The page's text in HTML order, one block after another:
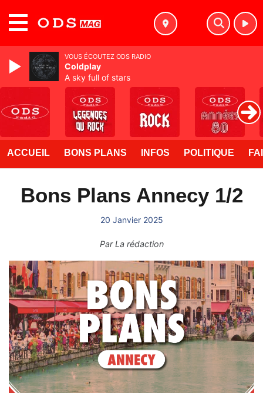
ACCUEIL BONS PLANS INFOS POLITIQUE
Bons Plans Annecy 1/2
20 Janvier 2025
ParLa rédaction
VOUS ÉCOUTEZ ODS RADIO
Coldplay
A sky full of stars